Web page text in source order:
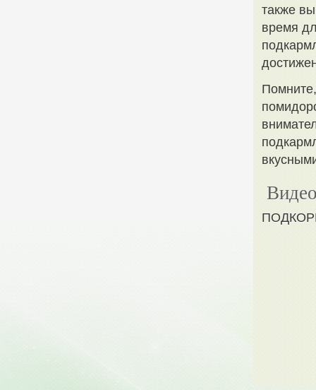
также
время